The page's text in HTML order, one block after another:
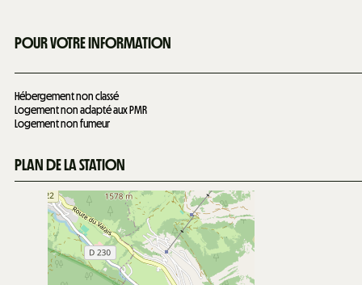
POUR VOTRE INFORMATION
Hébergement non classé
Logement non adapté aux PMR
Logement non fumeur
PLAN DE LA STATION